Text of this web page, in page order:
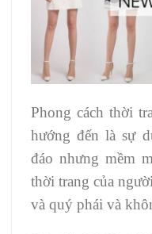
Phong cách thời
hướng đến là sự
đáo nhưng mềm
thời trang của
và quý phái và